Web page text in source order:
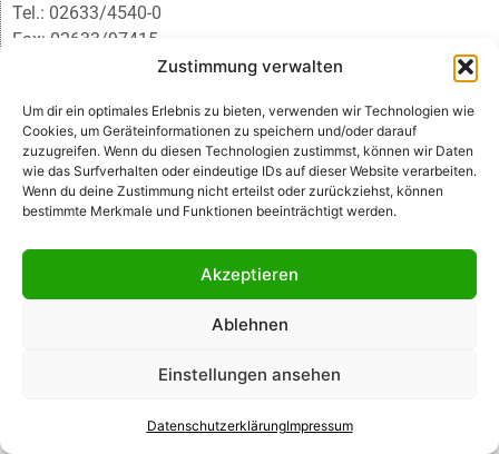
Zustimmung verwalten
Um dir ein optimales Erlebnis zu bieten, verwenden wir Technologien wie
Cookies, um Geräteinformationen zu speichern und/oder darauf
zuzugreifen. Wenn du diesen Technologien zustimmst, können wir Daten
wie das Surfverhalten oder eindeutige IDs auf dieser Website verarbeiten.
Wenn du deine Zustimmung nicht erteilst oder zurückziehst, können
bestimmte Merkmale und Funktionen beeinträchtigt werden.
Akzeptieren
Ablehnen
Einstellungen ansehen
DatenschutzerklärungImpressum
Tel.: 02633/4540-0
Fax: 02633/97415
infobb@blmedien.de